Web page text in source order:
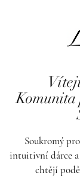
Soukromý
intuitivní dárce a
chtějí